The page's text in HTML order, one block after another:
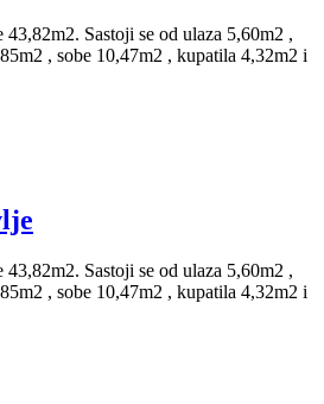
43,82m2. Sastoji se od ulaza 5,60m2 ,
, sobe 10,47m2 , kupatila 4,32m2 i
43,82m2. Sastoji se od ulaza 5,60m2 ,
, sobe 10,47m2 , kupatila 4,32m2 i